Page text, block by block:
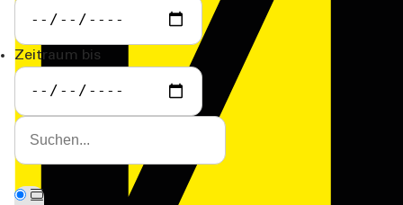
Zeitraum bis